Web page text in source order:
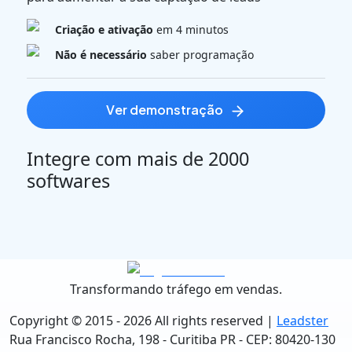
Criação e ativação em 4 minutos
Não é necessário saber programação
ver demonstração
Integre com mais de 2000
softwares
Transformando tráfego em vendas.
Copyright © 2015 -2026All rights reserved | Leadster
Rua Francisco Rocha, 198 - Curitiba PR - CEP: 80420-130